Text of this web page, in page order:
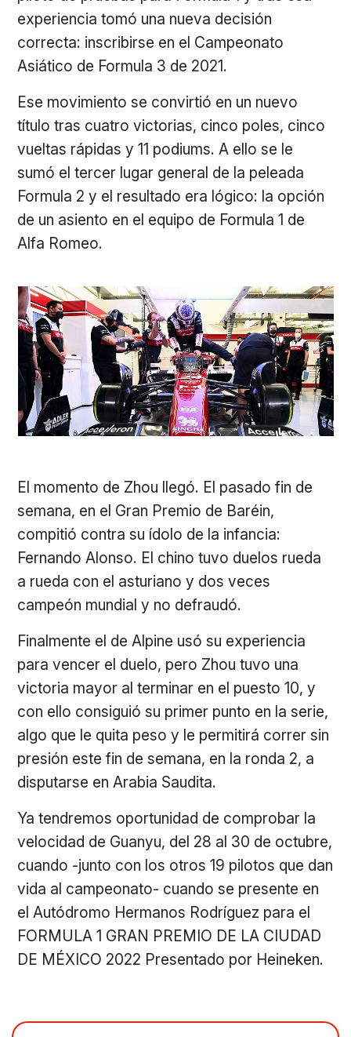
experiencia tomó una nueva decisión
correcta: inscribirse en el Campeonato
Asiático de Formula 3 de 2021.
Ese movimiento se convirtió en un nuevo
título tras cuatro victorias, cinco poles, cinco
vueltas rápidas y 11 podiums. A ello se le
sumó el tercer lugar general de la peleada
Formula 2 y el resultado era lógico: la opción
de un asiento en el equipo de Formula 1 de
Alfa Romeo.
El momento de Zhou llegó. El pasado fin de
semana, en el Gran Premio de Baréin,
compitió contra su ídolo de la infancia:
Fernando Alonso. El chino tuvo duelos rueda
a rueda con el asturiano y dos veces
campeón mundial y no defraudó.
Finalmente el de Alpine usó su experiencia
para vencer el duelo, pero Zhou tuvo una
victoria mayor al terminar en el puesto 10, y
con ello consiguió su primer punto en la serie,
algo que le quita peso y le permitirá correr sin
presión este fin de semana, en la ronda 2, a
disputarse en Arabia Saudita.
Ya tendremos oportunidad de comprobar la
velocidad de Guanyu, del 28 al 30 de octubre,
cuando -junto con los otros 19 pilotos que dan
vida al campeonato- cuando se presente en
el Autódromo Hermanos Rodríguez para el
FORMULA 1 GRAN PREMIO DE LA CIUDAD
DE MÉXICO 2022 Presentado por Heineken.